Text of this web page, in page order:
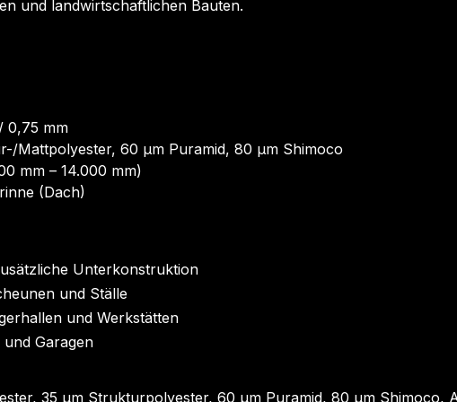
und landwirtschaftlichen Bauten.
0,75 mm
Mattpolyester, 60 µm Puramid, 80 µm Shimoco
mm – 14.000 mm)
(Dach)
Unterkonstruktion
und Ställe
und Werkstätten
Garagen
35 µm Strukturpolyester, 60 µm Puramid, 80 µm Shimoco,